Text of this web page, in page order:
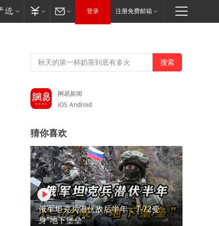
登录 注册免费邮箱
网易新闻
iOS Android
猜你喜欢
俄军坦克兵潜伏敌后半年，T-72变
身“地下堡垒”